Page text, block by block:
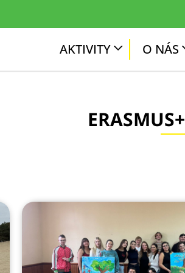
AKTIVITY O NÁS
ERASMUS+